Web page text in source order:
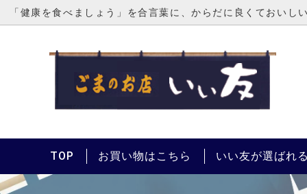
「健康を食べましょう」を合言葉に、からだに良くておいし
～3000円 3001
TOP お買い物はこちら いい友が選ばれ